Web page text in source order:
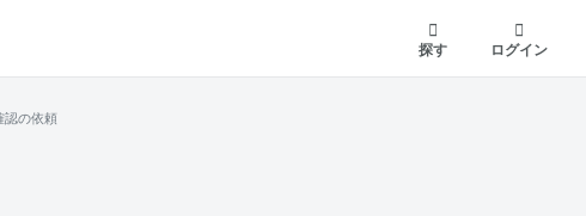
探す
ログイン
認の依頼